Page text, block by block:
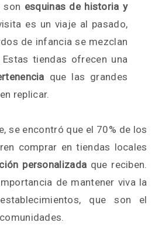
son esquinas de historia y
es un viaje al pasado,
de infancia se mezclan
tiendas ofrecen una
que las grandes
replicar.
se encontró que el 70% de los
comprar en tiendas locales
personalizada que reciben.
de mantener viva la
que son el